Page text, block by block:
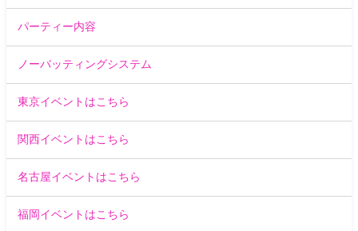
パーティー内容
ノーバッティングシステム
東京イベントはこちら
関西イベントはこちら
名古屋イベントはこちら
福岡イベントはこちら